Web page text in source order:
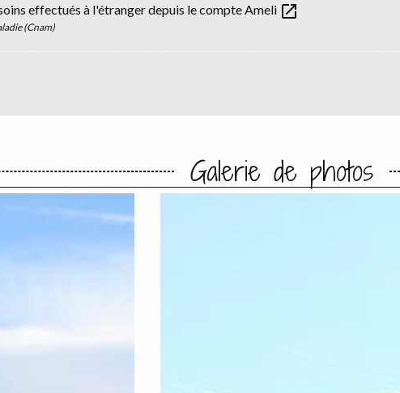
effectués à l'étranger depuis le compte Ameli open_in_new
(Cnam)
Galerie de photos